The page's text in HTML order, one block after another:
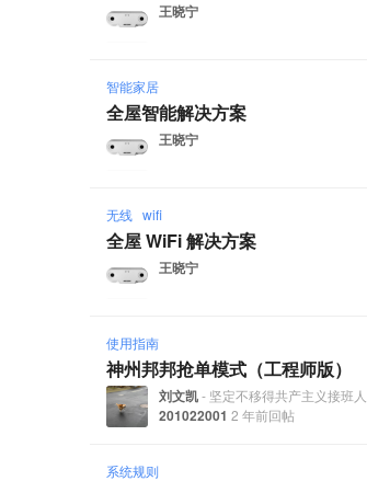
王晓宁
智能家居
全屋智能解决方案
王晓宁
无线 wifi
全屋 WiFi 解决方案
王晓宁
使用指南
神州邦邦抢单模式（工程师版）
刘文凯- 坚定不移得共产主义接班人
201022001 2 年前回帖
系统规则